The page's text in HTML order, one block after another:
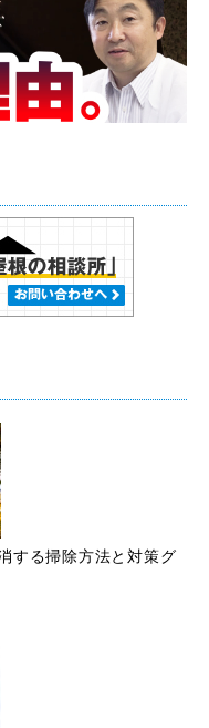
する掃除方法と対策グ